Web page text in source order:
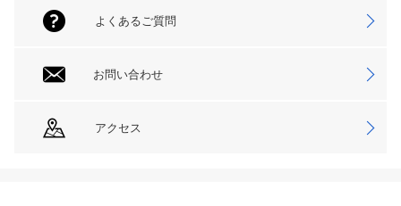
よくあるご質問
お問い合わせ
アクセス